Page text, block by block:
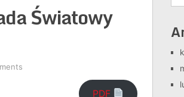
Światowy
PDF